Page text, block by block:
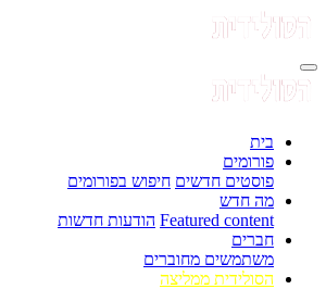
בית
פורומים
פוסטים חדשים חיפוש בפורומים
מה חדש
Featured content הודעות חדשות
חברים
משתמשים מחוברים
הסולידית ממליצה